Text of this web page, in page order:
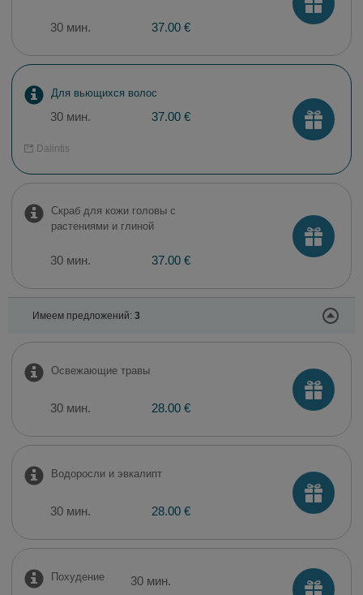
30 мин. 37.00 €
Для вьющихся волос
30 мин. 37.00 €
Dalintis
Скраб для кожи головы с
растениями и глиной
30 мин. 37.00 €
Имеем предложений: 3
Освежающие травы
30 мин. 28.00 €
Водоросли и эвкалипт
30 мин. 28.00 €
Похудение
30 мин.